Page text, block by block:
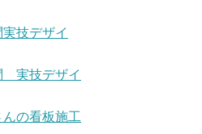
技デザイ
実技デザイ
の看板施工